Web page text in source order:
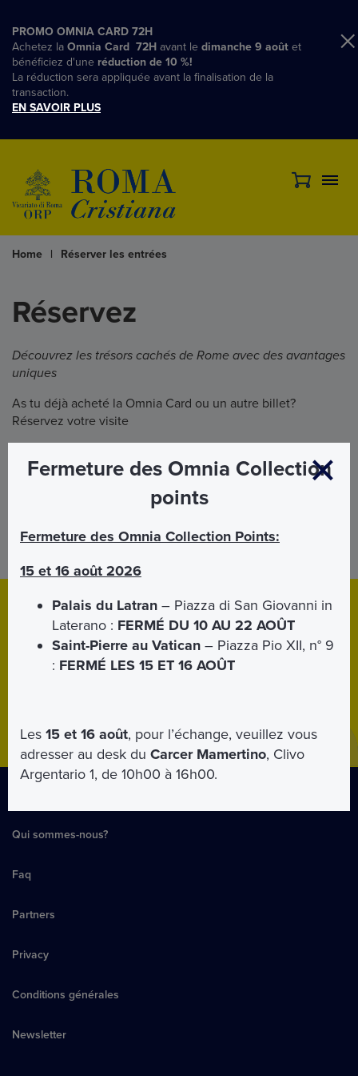
PROMO OMNIA CARD 72H
Achetez la Omnia Card 72H avant le dimanche 9 août et
bénéficiez d'une réduction de 10 %!
La réduction sera appliquée avant la finalisation de la
transaction.
EN SAVOIR PLUS
Home | Réserver les entrées
Réservez
Découvrez les trésors cachés de Rome avec des avantages
uniques
As tu déjà acheté la Omnia Card ou un autre billet?
Réservez votre visite
Download App
Télécharger l'application mobile pouriPhone etAndroid .
Grâce à l'application, vous pourrez avoir vos billets toujours
avec vous.
Qui sommes-nous?
Faq
Partners
Privacy
Conditions générales
Newsletter
Fermeture des Omnia Collection
points
Fermeture des Omnia Collection Points:
15 et 16 août 2026
Palais du Latran – Piazza di San Giovanni in
Laterano : FERMÉ DU 10 AU 22 AOÛT
Saint-Pierre au Vatican – Piazza Pio XII, n° 9
: FERMÉ LES 15 ET 16 AOÛT
Les15 et 16 août, pour l’échange, veuillez vous
adresser au desk duCarcer Mamertino, Clivo
Argentario 1, de 10h00 à 16h00.